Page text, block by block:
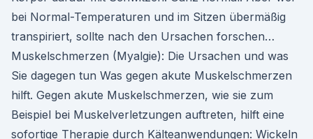
bei Normal-Temperaturen und im Sitzen übermäßig
transpiriert, sollte nach den Ursachen forschen…
Muskelschmerzen (Myalgie): Die Ursachen und was
Sie dagegen tun Was gegen akute Muskelschmerzen
hilft. Gegen akute Muskelschmerzen, wie sie zum
Beispiel bei Muskelverletzungen auftreten, hilft eine
sofortige Therapie durch Kälteanwendungen: Wickeln